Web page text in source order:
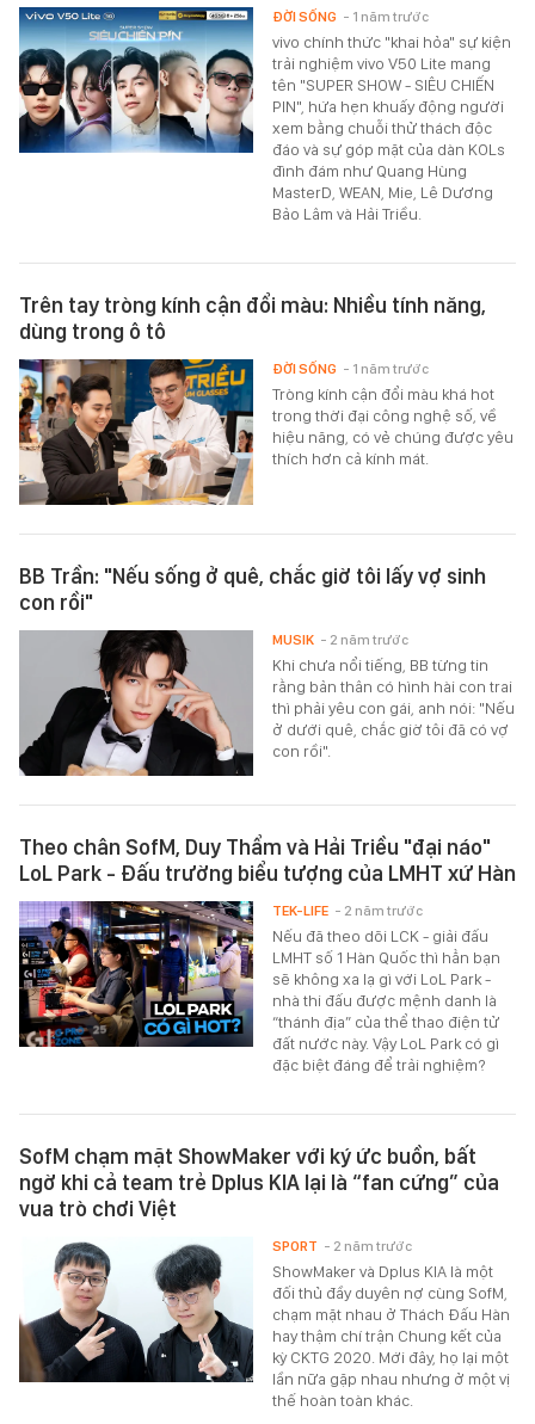
vivo chính thức "khai hỏa" sự kiện
trải nghiệm vivo V50 Lite mang
tên "SUPER SHOW - SIÊU CHIẾN
PIN", hứa hẹn khuấy động người
xem bằng chuỗi thử thách độc
đáo và sự góp mặt của dàn KOLs
đình đám như Quang Hùng
MasterD, WEAN, Mie, Lê Dương
Bảo Lâm và Hải Triều.
ĐỜI SỐNG - 1 năm trước
Trên tay tròng kính cận đổi màu: Nhiều tính năng,
dùng trong ô tô
Tròng kính cận đổi màu khá hot
trong thời đại công nghệ số, về
hiệu năng, có vẻ chúng được yêu
thích hơn cả kính mát.
ĐỜI SỐNG - 1 năm trước
BB Trần: "Nếu sống ở quê, chắc giờ tôi lấy vợ sinh
con rồi"
Khi chưa nổi tiếng, BB từng tin
rằng bản thân có hình hài con trai
thì phải yêu con gái, anh nói: "Nếu
ở dưới quê, chắc giờ tôi đã có vợ
con rồi".
MUSIK - 2 năm trước
Theo chân SofM, Duy Thẩm và Hải Triều "đại náo"
LoL Park - Đấu trường biểu tượng của LMHT xứ Hàn
Nếu đã theo dõi LCK - giải đấu
LMHT số 1 Hàn Quốc thì hẳn bạn
sẽ không xa lạ gì với LoL Park -
nhà thi đấu được mệnh danh là
“thánh địa” của thể thao điện tử
đất nước này. Vậy LoL Park có gì
đặc biệt đáng để trải nghiệm?
TEK-LIFE - 2 năm trước
SofM chạm mặt ShowMaker với ký ức buồn, bất
ngờ khi cả team trẻ Dplus KIA lại là “fan cứng” của
vua trò chơi Việt
ShowMaker và Dplus KIA là một
đối thủ đầy duyên nợ cùng SofM,
chạm mặt nhau ở Thách Đấu Hàn
hay thậm chí trận Chung kết của
kỳ CKTG 2020. Mới đây, họ lại một
lần nữa gặp nhau nhưng ở một vị
thế hoàn toàn khác.
SPORT - 2 năm trước